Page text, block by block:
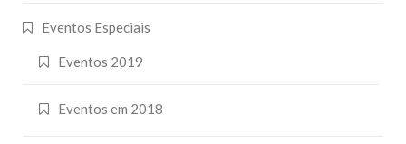
Eventos Especiais
Eventos 2019
Eventos em 2018